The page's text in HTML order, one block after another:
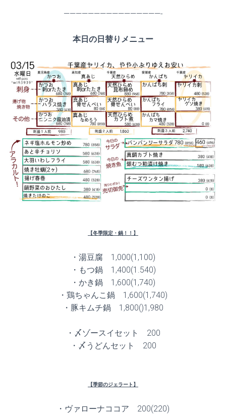
————————————————-
本日の日替りメニュー
【冬季限定・鍋！！】
・湯豆腐 1,000(1,100)
・もつ鍋 1,400(1.540)
・かき鍋 1,600(1,740)
・鶏ちゃんこ鍋 1,600(1,740)
・豚キムチ鍋 1,800()1,980
・〆ゾースイセット 200
・〆うどんセット 200
【季節のジェラート】
・ヴァローナココア 200(220)